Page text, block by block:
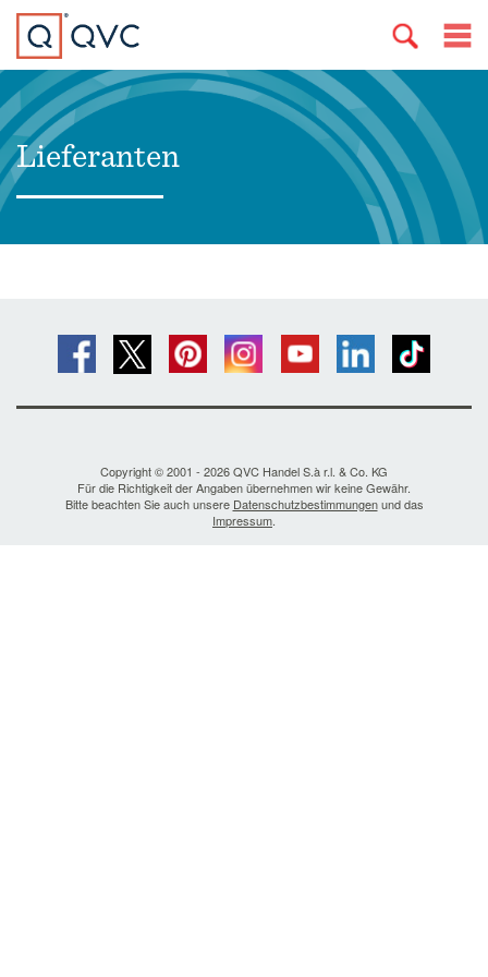
Lieferanten
Copyright © 2001 - 2026 QVC Handel S.à r.l. & Co. KG
Für die Richtigkeit der Angaben übernehmen wir keine Gewähr.
Bitte beachten Sie auch unsere Datenschutzbestimmungenund das
Impressum.